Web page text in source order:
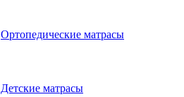
Ортопедические матрасы
Детские матрасы